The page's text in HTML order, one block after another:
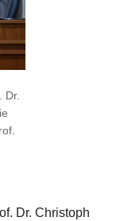
Dr.
Dr. Christoph